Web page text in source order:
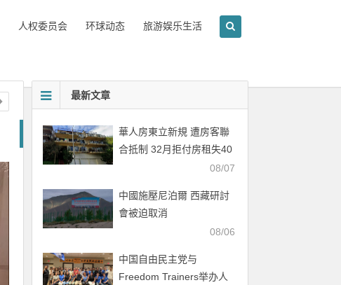
人权委员会 环球动态 旅游娱乐生活
最新文章
華人房東立新規 遭房客聯
合抵制 32月拒付房租失40
08/07
中國施壓尼泊爾 西藏研討
會被迫取消
08/06
中国自由民主党与
Freedom Trainers举办人